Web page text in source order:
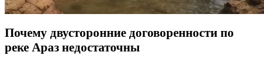
Почему двусторонние договоренности по
реке Араз недостаточны